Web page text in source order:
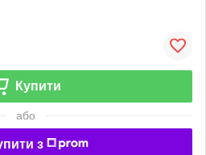
Купити
або
з